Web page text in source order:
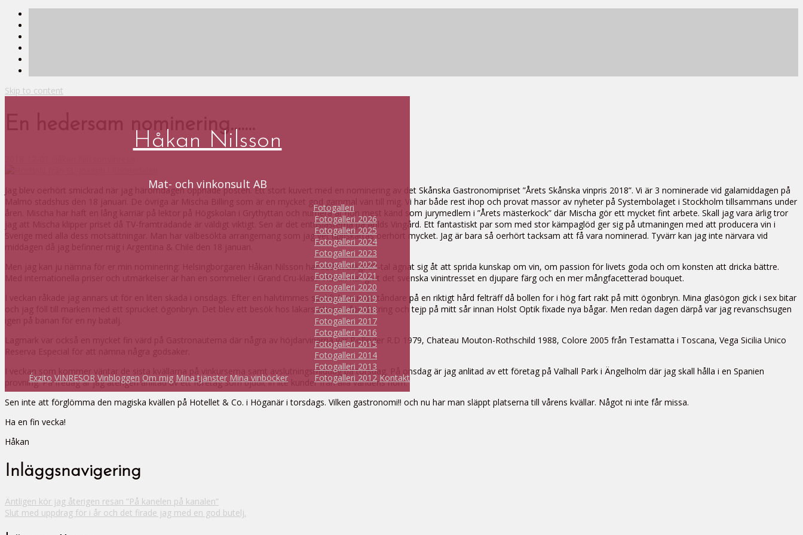
Skip to content
Håkan Nilsson
Mat- och vinkonsult AB
Éxzito VINRESOR Vinbloggen Om mig Mina tjänster Mina vinböcker
Fotogalleri
Fotogalleri 2026
Fotogalleri 2025
Fotogalleri 2024
Fotogalleri 2023
Fotogalleri 2022
Fotogalleri 2021
Fotogalleri 2020
Fotogalleri 2019
Fotogalleri 2018
Fotogalleri 2017
Fotogalleri 2016
Fotogalleri 2015
Fotogalleri 2014
Fotogalleri 2013
Fotogalleri 2012 Kontakt
En hedersam nominering…….
Jag blev oerhört smickrad när jag häromdagen öppnade posten. Ett stort kuvert med en nominering av det Skånska Gastronomipriset ”Årets Skånska vinpris 2018”. Vi är 3 nominerade vid galamiddagen på
Malmö stadshus den 18 januari. De övriga är Mischa Billing som är en mycket god gammal vän till mig. Vi har både rest ihop och provat massor av nyheter på Systembolaget i Stockholm tillsammans under
åren. Mischa har haft en lång karriär på lektor på Högskolan i Grythyttan och numera är hon mest känd som jurymedlem i ”Årets mästerkock” där Mischa gör ett mycket fint arbete. Skall jag vara ärlig tror
jag att Mischa klipper priset då TV-framträdande är väldigt viktigt. Sen är det entusiasterna på Arilds Vingård. Ett fantastiskt par som med stor kämpaglöd ger sig på utmaningen med att producera vin i
Sverige med alla dess motsättningar. Man har välbesökta arrangemang som jag vet uppskattas oerhört mycket. Jag är bara så oerhört tacksam att få vara nominerad. Tyvärr kan jag inte närvara vid
middagen då jag befinner mig i Argentina & Chile den 18 januari.
Men jag kan ju nämna för er min nominering: Helsingborgaren Håkan Nilsson har sedan tidigt 80-tal ägnat sig åt att sprida kunskap om vin, om passion för livets goda och om konsten att dricka bättre.
Med internationella priser och utmärkelser är han en sommelier i Grand Cru-klass. Håkan har givit det svenska vinintresset en djupare färg och en mer mångfacetterad bouquet.
I veckan råkade jag annars ut för en liten skada i onsdags. Efter en halvtimmes spel fick en motståndare på en riktigt hård felträff då bollen for i hög fart rakt på mitt ögonbryn. Mina glasögon gick i sex bitar
och jag föll till marken med ett sprucket ögonbryn. Det blev ett besök hos läkarstationen för klistring och tejp på mitt sår innan Holst Optik fixade nya bågar. Men redan dagen därpå var jag revanschsugen
igen på banan för en ny batalj.
Lagmark var också en mycket fin värd på Gastronauterna där några av höjdarvinerna var Bollinger R.D 1979, Chateau Mouton-Rothschild 1988, Colore 2005 från Testamatta i Toscana, Vega Sicilia Unico
Reserva Especial för att nämna några godsaker.
I veckan som kommer väntar de sista kvällarna på vinkurserna samt avslutningsmiddag på torsdag. På onsdag är jag anlitad av ett företag på Valhall Park i Ängelholm där jag skall hålla i en Spanien
provning. På fredag är jag återigen anlitad av ett företag som bjudit in lite kunder från alla världens hörn.
Sen inte att förglömma den magiska kvällen på Hotellet & Co. i Höganär i torsdags. Vilken gastronomi!! och nu har man släppt platserna till vårens kvällar. Något ni inte får missa.
Ha en fin vecka!
Håkan
Inläggsnavigering
Äntligen kör jag återigen resan ”På kanelen på kanalen”
Slut med uppdrag för i år och det firade jag med en god butelj.